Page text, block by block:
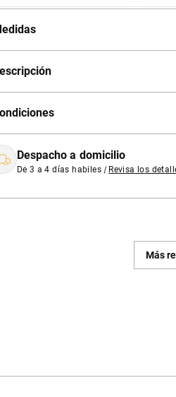
Despacho a domicilio
De 3 a 4 días habiles | Revisa los
Más